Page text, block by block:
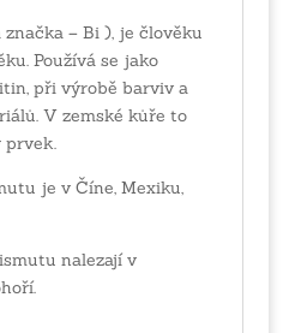
– Bi ), je člověku
Používá se jako
při výrobě barviv a
V zemské kůře to
prvek.
je v Číne, Mexiku,
nalezají v